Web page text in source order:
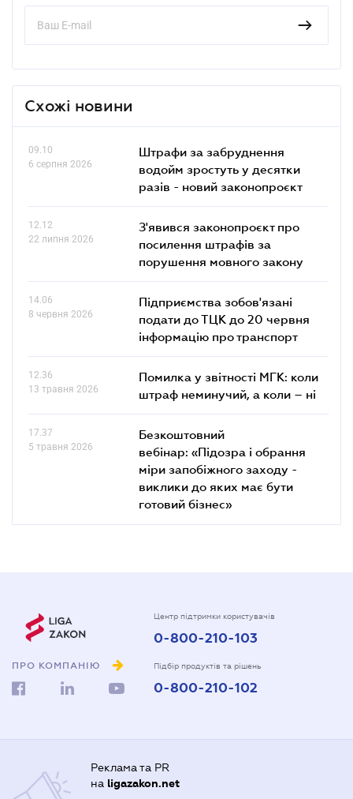
Схожі новини
09.10
6 серпня 2026
Штрафи за забруднення
водойм зростуть у десятки
разів - новий законопроєкт
12.12
22 липня 2026
З'явився законопроєкт про
посилення штрафів за
порушення мовного закону
14.06
8 червня 2026
Підприємства зобов'язані
подати до ТЦК до 20 червня
інформацію про транспорт
12.36
13 травня 2026
Помилка у звітності МГК: коли
штраф неминучий, а коли – ні
17.37
5 травня 2026
Безкоштовний
вебінар: «Підозра і обрання
міри запобіжного заходу -
виклики до яких має бути
готовий бізнес»
ПРО КОМПАНІЮ
Центр підтримки користувачів
0-800-210-103
Підбір продуктів та рішень
0-800-210-102
Реклама та PR
на ligazakon.net